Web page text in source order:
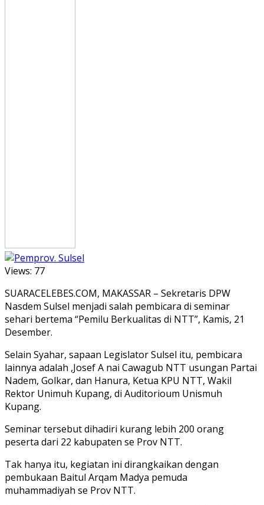
Views: 77
SUARACELEBES.COM, MAKASSAR – Sekretaris DPW
Nasdem Sulsel menjadi salah pembicara di seminar
sehari bertema “Pemilu Berkualitas di NTT”, Kamis, 21
Desember.
Selain Syahar, sapaan Legislator Sulsel itu, pembicara
lainnya adalah ,Josef A nai Cawagub NTT usungan Partai
Nadem, Golkar, dan Hanura, Ketua KPU NTT, Wakil
Rektor Unimuh Kupang, di Auditorioum Unismuh
Kupang.
Seminar tersebut dihadiri kurang lebih 200 orang
peserta dari 22 kabupaten se Prov NTT.
Tak hanya itu, kegiatan ini dirangkaikan dengan
pembukaan Baitul Arqam Madya pemuda
muhammadiyah se Prov NTT.